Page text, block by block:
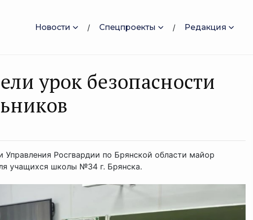
Новости Спецпроекты Редакция
урок безопасности
Росгвардии по Брянской области майор
учащихся школы №34 г. Брянска.